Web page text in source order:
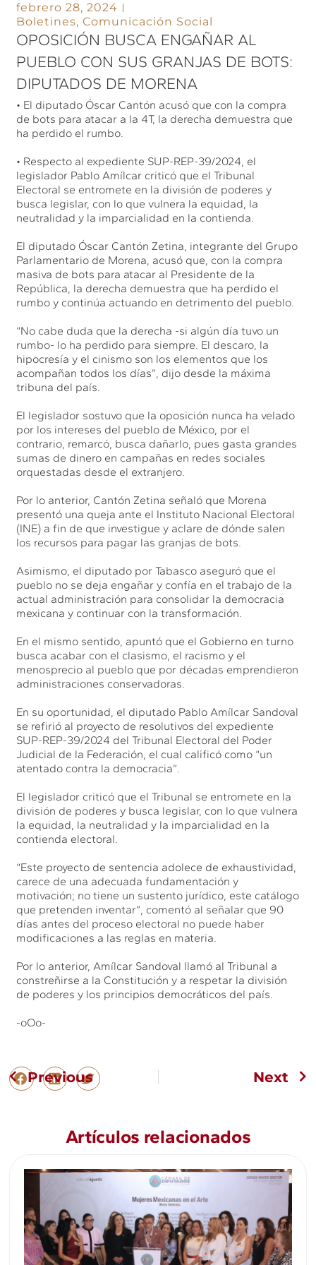
febrero 28, 2024
Boletines,Comunicación Social
OPOSICIÓN BUSCA ENGAÑAR AL
PUEBLO CON SUS GRANJAS DE BOTS:
DIPUTADOS DE MORENA
• El diputado Óscar Cantón acusó que con la compra
de bots para atacar a la 4T, la derecha demuestra que
ha perdido el rumbo.
• Respecto al expediente SUP-REP-39/2024, el
legislador Pablo Amílcar criticó que el Tribunal
Electoral se entromete en la división de poderes y
busca legislar, con lo que vulnera la equidad, la
neutralidad y la imparcialidad en la contienda.
El diputado Óscar Cantón Zetina, integrante del Grupo
Parlamentario de Morena, acusó que, con la compra
masiva de bots para atacar al Presidente de la
República, la derecha demuestra que ha perdido el
rumbo y continúa actuando en detrimento del pueblo.
“No cabe duda que la derecha -si algún día tuvo un
rumbo- lo ha perdido para siempre. El descaro, la
hipocresía y el cinismo son los elementos que los
acompañan todos los días”, dijo desde la máxima
tribuna del país.
El legislador sostuvo que la oposición nunca ha velado
por los intereses del pueblo de México, por el
contrario, remarcó, busca dañarlo, pues gasta grandes
sumas de dinero en campañas en redes sociales
orquestadas desde el extranjero.
Por lo anterior, Cantón Zetina señaló que Morena
presentó una queja ante el Instituto Nacional Electoral
(INE) a fin de que investigue y aclare de dónde salen
los recursos para pagar las granjas de bots.
Asimismo, el diputado por Tabasco aseguró que el
pueblo no se deja engañar y confía en el trabajo de la
actual administración para consolidar la democracia
mexicana y continuar con la transformación.
En el mismo sentido, apuntó que el Gobierno en turno
busca acabar con el clasismo, el racismo y el
menosprecio al pueblo que por décadas emprendieron
administraciones conservadoras.
En su oportunidad, el diputado Pablo Amílcar Sandoval
se refirió al proyecto de resolutivos del expediente
SUP-REP-39/2024 del Tribunal Electoral del Poder
Judicial de la Federación, el cual calificó como “un
atentado contra la democracia”.
El legislador criticó que el Tribunal se entromete en la
división de poderes y busca legislar, con lo que vulnera
la equidad, la neutralidad y la imparcialidad en la
contienda electoral.
“Este proyecto de sentencia adolece de exhaustividad,
carece de una adecuada fundamentación y
motivación; no tiene un sustento jurídico, este catálogo
que pretenden inventar”, comentó al señalar que 90
días antes del proceso electoral no puede haber
modificaciones a las reglas en materia.
Por lo anterior, Amílcar Sandoval llamó al Tribunal a
constreñirse a la Constitución y a respetar la división
de poderes y los principios democráticos del país.
-oOo-
Previous Next
Artículos relacionados